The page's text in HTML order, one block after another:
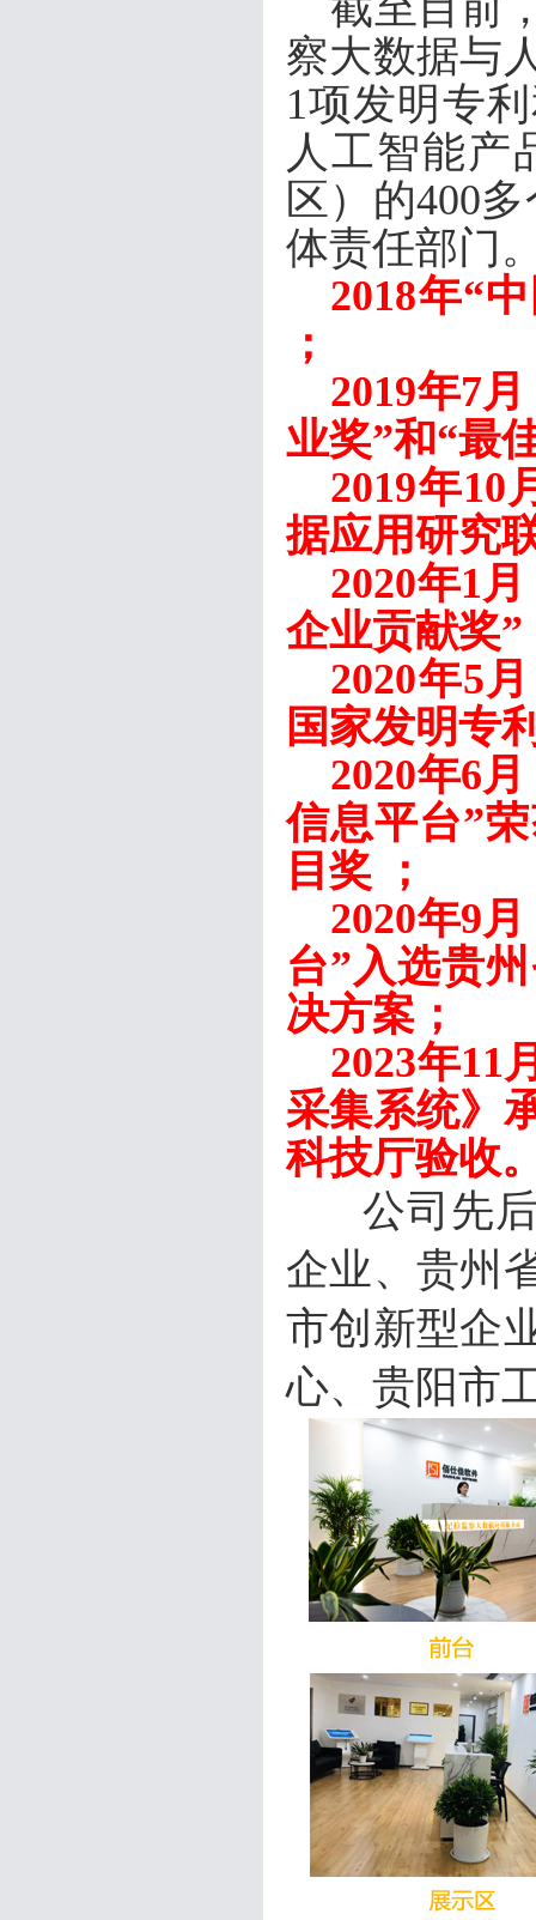
察大数据与
1项发明专
人工智能产
区）的400
体责任部门
2018年“
；
2019年7
业奖”和“最
2019年10
据应用研究
2020年1
企业贡献奖”
2020年5
国家发明专
2020年6
信息平台”
目奖 ；
2020年9
台”入选贵
决方案；
2023年11
采集系统》
科技厅验收
公司先后
企业、贵州
市创新型企
心、贵阳市